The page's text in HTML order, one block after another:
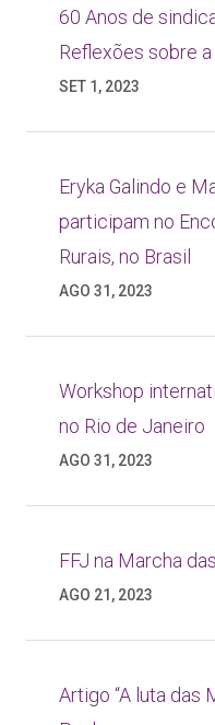
60 Anos de
Reflexões sobre
SET 1, 2023
Eryka Galindo e
participam no
Rurais, no Brasil
AGO 31, 2023
Workshop
no Rio de Janeiro
AGO 31, 2023
FFJ na Marcha
AGO 21, 2023
Artigo “A luta das